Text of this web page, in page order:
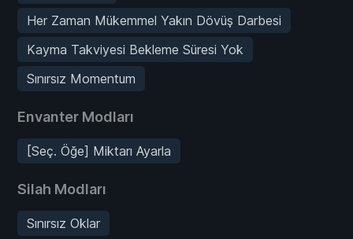
Her Zaman Mükemmel Yakın Dövüş Darbesi
Kayma Takviyesi Bekleme Süresi Yok
Sınırsız Momentum
Envanter Modları
[Seç. Öğe] Miktarı Ayarla
Silah Modları
Sınırsız Oklar